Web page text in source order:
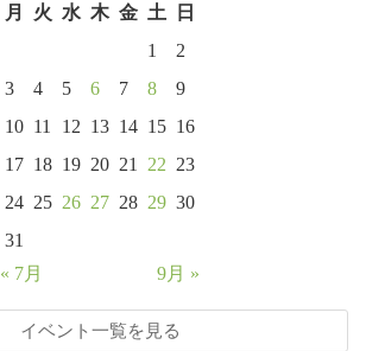
月
火 水 木 金 土
日
1
2
3
4 5 6 7 8
9
10 11 12 13 14 15 16
17 18 19 20 21 22 23
24 25 26 27 28 29 30
31
« 7月
9月 »
イベント一覧を見る